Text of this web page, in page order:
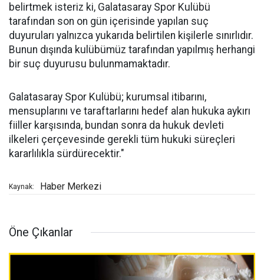
belirtmek isteriz ki, Galatasaray Spor Kulübü
tarafından son on gün içerisinde yapılan suç
duyuruları yalnızca yukarıda belirtilen kişilerle sınırlıdır.
Bunun dışında kulübümüz tarafından yapılmış herhangi
bir suç duyurusu bulunmamaktadır.
Galatasaray Spor Kulübü; kurumsal itibarını,
mensuplarını ve taraftarlarını hedef alan hukuka aykırı
fiiller karşısında, bundan sonra da hukuk devleti
ilkeleri çerçevesinde gerekli tüm hukuki süreçleri
kararlılıkla sürdürecektir."
Kaynak: Haber Merkezi
Öne Çıkanlar